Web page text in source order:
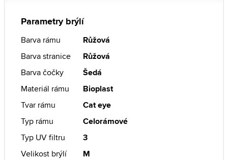
Parametry brýlí
Barva rámu
Růžová
Barva stranice
Růžová
Barva čočky
Šedá
Materiál rámu
Bioplast
Tvar rámu
Cat eye
Typ rámu
Celorámové
Typ UV filtru
3
Velikost brýlí
M